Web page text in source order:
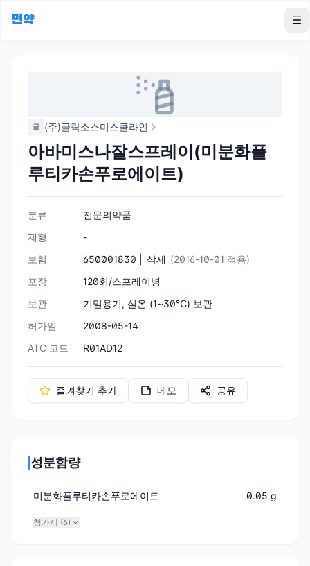
먼약
글 (주)글락소스미스클라인
아바미스나잘스프레이(미분화플
루티카손푸로에이트)
분류
전문의약품
제형
-
보험
650001830 | 삭제 (2016-10-01 적용)
포장
120회/스프레이병
보관
기밀용기, 실온 (1~30℃) 보관
허가일
2008-05-14
ATC 코드
R01AD12
즐겨찾기 추가 메모 공유
성분함량
미분화플루티카손푸로에이트 0.05 g
첨가제 (6)